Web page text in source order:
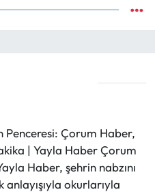
Penceresi: Çorum Haber,
| Yayla Haber Çorum
Haber, şehrin nabzını
anlayışıyla okurlarıyla